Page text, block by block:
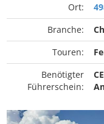
Ort:
Branche:
Touren:
Benötigter
Führerschein: